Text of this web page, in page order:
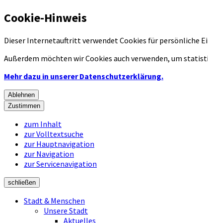
Cookie-Hinweis
Dieser Internetauftritt verwendet Cookies für persönliche
Außerdem möchten wir Cookies auch verwenden, um
Mehr dazu in unserer Datenschutzerklärung.
Ablehnen
Zustimmen
zum Inhalt
zur Volltextsuche
zur Hauptnavigation
zur Navigation
zur Servicenavigation
schließen
Stadt & Menschen
Unsere Stadt
Aktuelles